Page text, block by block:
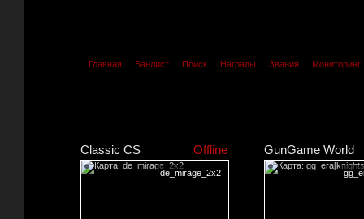
Главная Банлист Поиск Награды Звания Мониторинг
Classic CS Offline
de_mirage_2x2
GunGame World